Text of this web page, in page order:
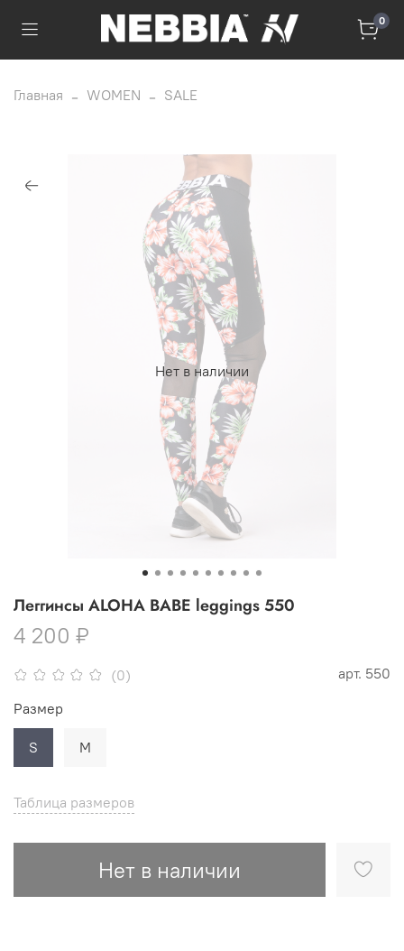
0
Главная WOMEN SALE
Нет в наличии
(0) арт. 550
Леггинсы ALOHA BABE leggings 550
4 200 ₽
Таблица размеров
Нет в наличии
Размер
S M